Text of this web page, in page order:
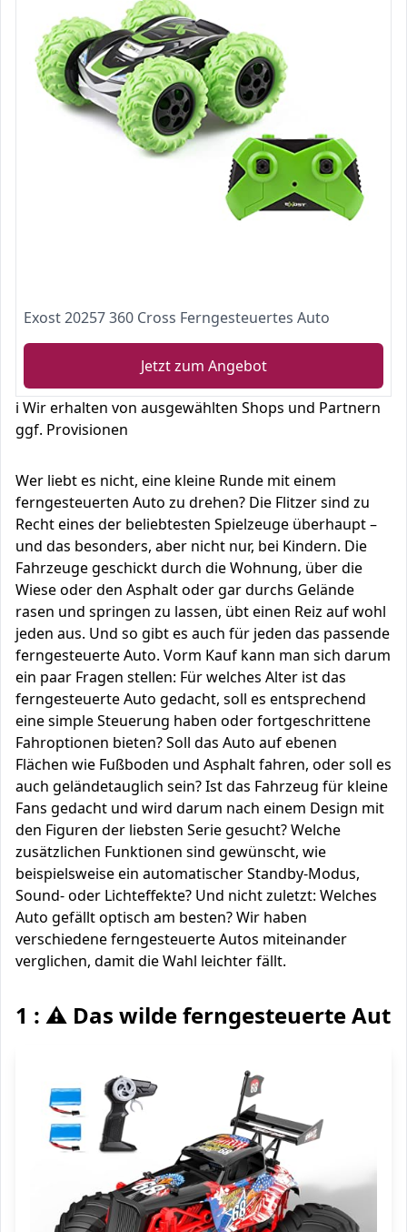
Exost 20257 360 Cross Ferngesteuertes Auto
Jetzt zum Angebot
ℹ️ Wir erhalten von ausgewählten Shops und Partnern
ggf. Provisionen
Wer liebt es nicht, eine kleine Runde mit einem
ferngesteuerten Auto zu drehen? Die Flitzer sind zu
Recht eines der beliebtesten Spielzeuge überhaupt –
und das besonders, aber nicht nur, bei Kindern. Die
Fahrzeuge geschickt durch die Wohnung, über die
Wiese oder den Asphalt oder gar durchs Gelände
rasen und springen zu lassen, übt einen Reiz auf wohl
jeden aus. Und so gibt es auch für jeden das passende
ferngesteuerte Auto. Vorm Kauf kann man sich darum
ein paar Fragen stellen: Für welches Alter ist das
ferngesteuerte Auto gedacht, soll es entsprechend
eine simple Steuerung haben oder fortgeschrittene
Fahroptionen bieten? Soll das Auto auf ebenen
Flächen wie Fußboden und Asphalt fahren, oder soll es
auch geländetauglich sein? Ist das Fahrzeug für kleine
Fans gedacht und wird darum nach einem Design mit
den Figuren der liebsten Serie gesucht? Welche
zusätzlichen Funktionen sind gewünscht, wie
beispielsweise ein automatischer Standby-Modus,
Sound- oder Lichteffekte? Und nicht zuletzt: Welches
Auto gefällt optisch am besten? Wir haben
verschiedene ferngesteuerte Autos miteinander
verglichen, damit die Wahl leichter fällt.
1 : ⚠️ Das wilde ferngesteuerte Auto